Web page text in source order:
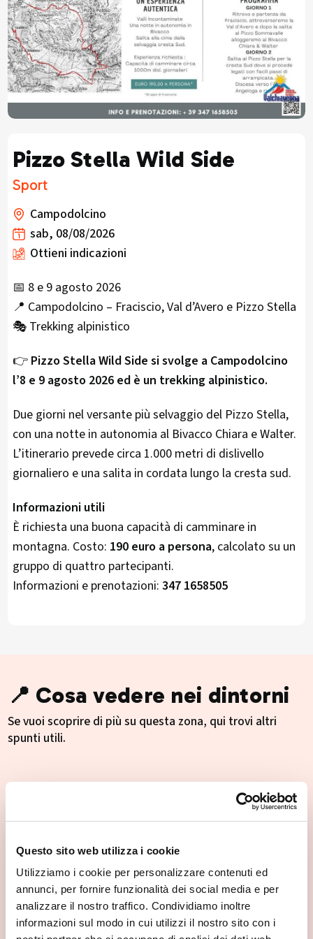
Questo sito web utilizza i cookie
Utilizziamo i cookie per personalizzare contenuti ed
annunci, per fornire funzionalità dei social media e per
analizzare il nostro traffico. Condividiamo inoltre
informazioni sul modo in cui utilizzi il nostro sito con i
Pizzo Stella Wild Side
Sport
Campodolcino
sab, 08/08/2026
Ottieni indicazioni
📅 8 e 9 agosto 2026
📍 Campodolcino – Fraciscio, Val d’Avero e Pizzo Stella
🎭 Trekking alpinistico
👉 Pizzo Stella Wild Side si svolge a Campodolcino
l’8 e 9 agosto 2026 ed è un trekking alpinistico.
Due giorni nel versante più selvaggio del Pizzo Stella,
con una notte in autonomia al Bivacco Chiara e Walter.
L’itinerario prevede circa 1.000 metri di dislivello
giornaliero e una salita in cordata lungo la cresta sud.
Informazioni utili
È richiesta una buona capacità di camminare in
montagna. Costo: 190 euro a persona, calcolato su un
gruppo di quattro partecipanti.
Informazioni e prenotazioni: 347 1658505
📍 Cosa vedere nei dintorni
Se vuoi scoprire di più su questa zona, qui trovi altri
spunti utili.